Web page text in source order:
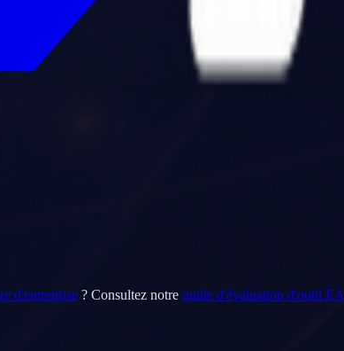
d'entreprise ? Consultez notre guide d'évaluation d'outil EA